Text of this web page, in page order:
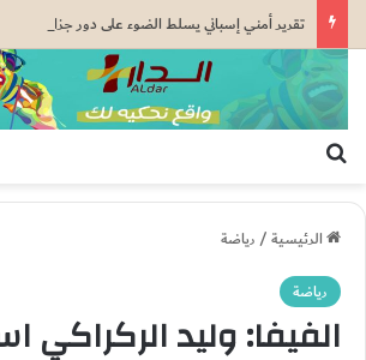
الرئيسية/رياضة
رياضة
الفيفا: وليد